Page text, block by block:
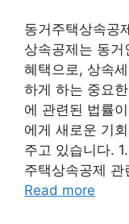
동거주택상속공
상속공제는 동
혜택으로, 상속
하게 하는 중요
에 관련된 법률
에게 새로운 기
주고 있습니다.
주택상속공제
Read more